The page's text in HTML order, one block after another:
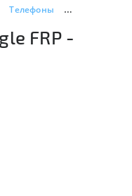
Телефоны Vertex S105
FRP -